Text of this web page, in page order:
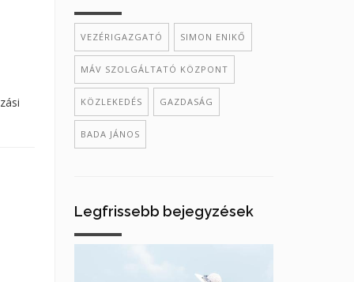
VEZÉRIGAZGATÓ SIMON ENIKŐ
MÁV SZOLGÁLTATÓ KÖZPONT
KÖZLEKEDÉS GAZDASÁG
BADA JÁNOS
Legfrissebb bejegyzések